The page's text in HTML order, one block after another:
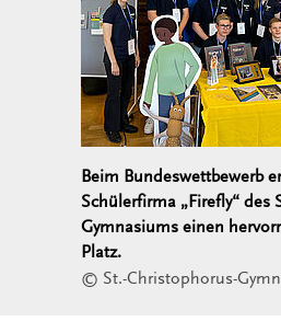
Beim Bundeswettbewerb
Schülerfirma „Firefly“ des
Gymnasiums einen
Platz.
© St.-Christophorus-